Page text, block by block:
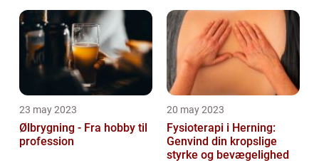
23 may 2023
Ølbrygning - Fra hobby til
profession
20 may 2023
Fysioterapi i Herning:
Genvind din kropslige
styrke og bevægelighed